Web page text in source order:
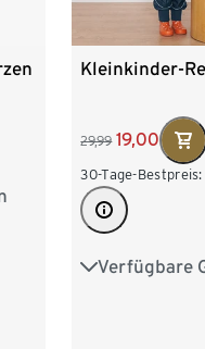
Kleinkinder-
29,99 19,00
30-Tage-Bestpreis:
Verfügbare
74/80 86/92